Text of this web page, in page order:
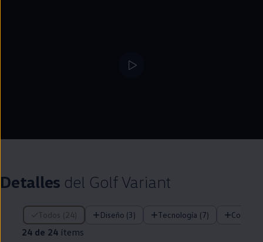
Detalles del Golf Variant
Todos (24) Diseño (3) Tecnología (7) Confort
24 de 24 ítems
24 de 24 ítems